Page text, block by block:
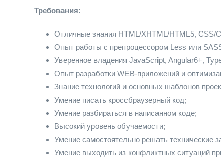
Требования:
Отличные знания HTML/XHTML/HTML5, CSS/
Опыт работы с препроцессором Less или
Уверенное владения JavaScript, Angular6+,
Опыт разработки WEB-приложений и
Знание технологий и основных шаблонов
Умение писать кроссбраузерный код;
Умение разбираться в написанном коде;
Высокий уровень обучаемости;
Умение самостоятельно решать технические
Умение выходить из конфликтных ситуаций